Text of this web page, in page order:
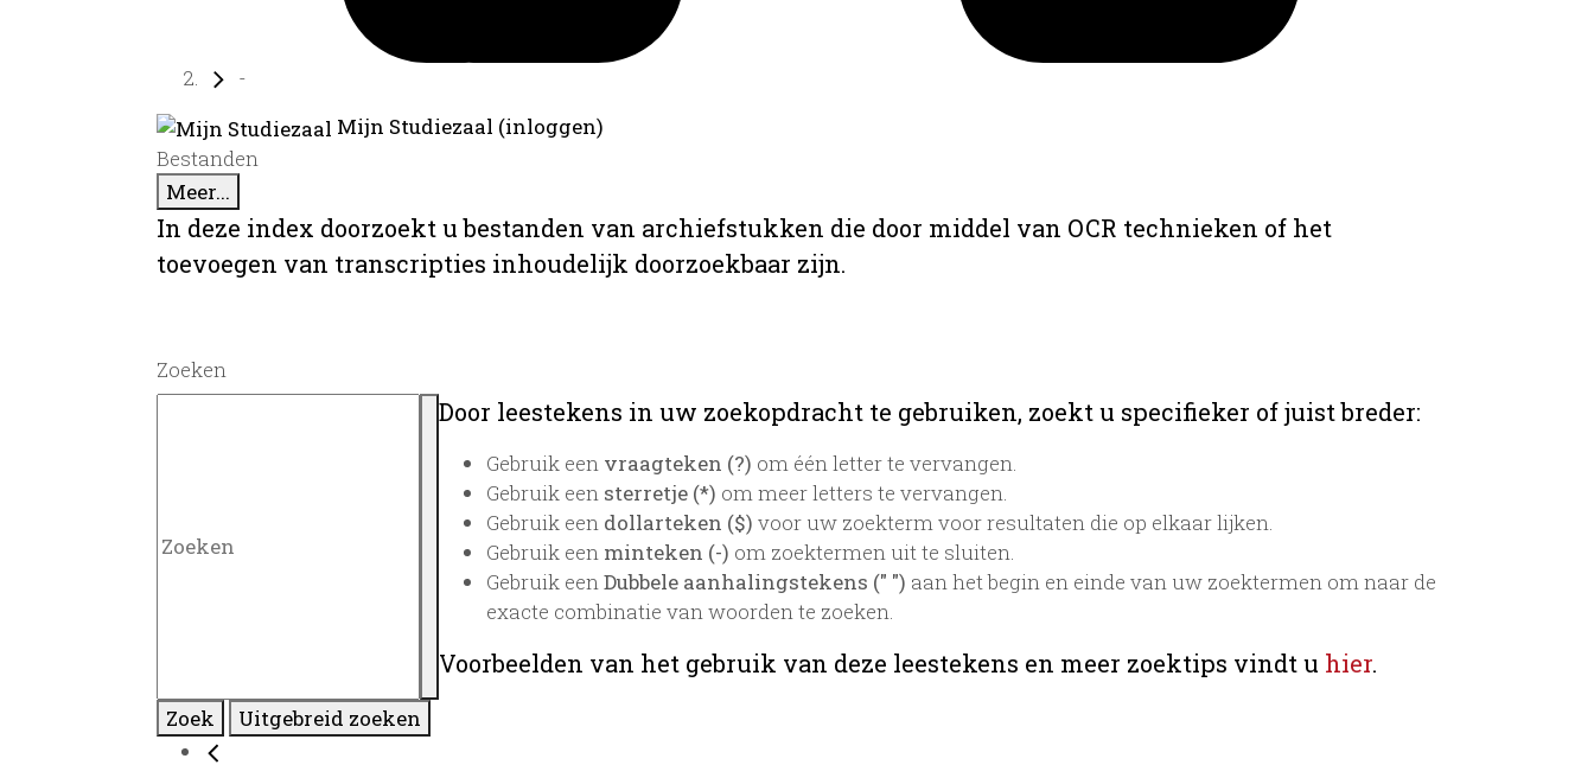
-
Mijn Studiezaal (inloggen)
Bestanden
Meer...
In deze index doorzoekt u bestanden van archiefstukken die door middel van OCR technieken of het
toevoegen van transcripties inhoudelijk doorzoekbaar zijn.
Zoeken
Door leestekens in uw zoekopdracht te gebruiken, zoekt u specifieker of juist breder:
Gebruik een vraagteken (?) om één letter te vervangen.
Gebruik een sterretje (*) om meer letters te vervangen.
Gebruik een dollarteken ($) voor uw zoekterm voor resultaten die op elkaar lijken.
Gebruik een minteken (-) om zoektermen uit te sluiten.
Gebruik eenDubbele aanhalingstekens (" ") aan het begin en einde van uw zoektermen om naar de
exacte combinatie van woorden te zoeken.
Voorbeelden van het gebruik van deze leestekens en meer zoektips vindt u hier.
Zoek Uitgebreid zoeken